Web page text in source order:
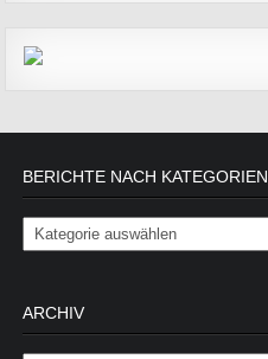
BERICHTE NACH KATEGORIEN
Berichte nach Kategorien
ARCHIV